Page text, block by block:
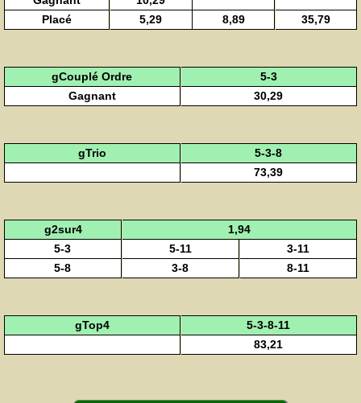
Placé
5,29 8,89 35,79
gCouplé Ordre
5-3
Gagnant
30,29
gTrio
5-3-8
73,39
g2sur4
1,94
5-3
5-11
3-11
5-8
3-8 8-11
gTop4
5-3-8-11
83,21